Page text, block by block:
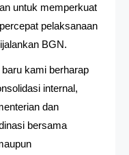
untuk memperkuat
pelaksanaan
BGN.
kami berharap
internal,
dan
bersama